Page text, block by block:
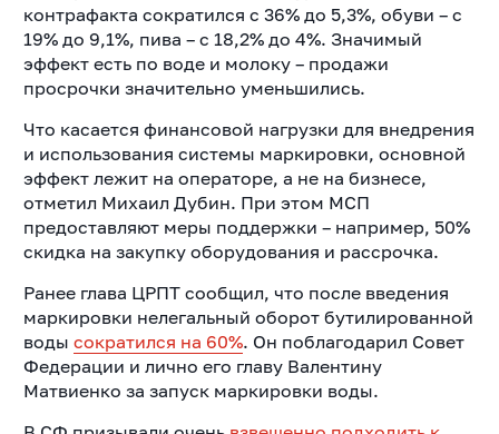
контрафакта сократился с 36% до 5,3%, обуви – с
19% до 9,1%, пива – с 18,2% до 4%. Значимый
эффект есть по воде и молоку – продажи
просрочки значительно уменьшились.
Что касается финансовой нагрузки для внедрения
и использования системы маркировки, основной
эффект лежит на операторе, а не на бизнесе,
отметил Михаил Дубин. При этом МСП
предоставляют меры поддержки – например, 50%
скидка на закупку оборудования и рассрочка.
Ранее глава ЦРПТ сообщил, что после введения
маркировки нелегальный оборот бутилированной
воды сократился на 60%. Он поблагодарил Совет
Федерации и лично его главу Валентину
Матвиенко за запуск маркировки воды.